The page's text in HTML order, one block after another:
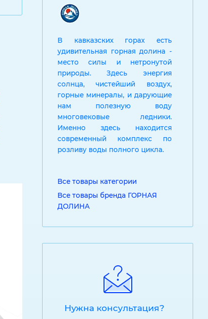
В кавказских горах есть
удивительная горная долина -
место силы и нетронутой
природы. Здесь энергия
солнца, чистейший воздух,
горные минералы, и дарующие
нам полезную воду
многовековые ледники.
Именно здесь находится
современный комплекс по
розливу воды полного цикла.
Все товары категории
Все товары бренда ГОРНАЯ
ДОЛИНА
Нужна консультация?